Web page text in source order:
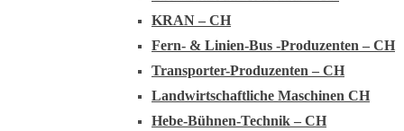
KRAN – CH
Fern- & Linien-Bus -Produzenten – CH
Transporter-Produzenten – CH
Landwirtschaftliche Maschinen CH
Hebe-Bühnen-Technik – CH